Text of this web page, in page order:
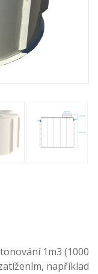
1m3 (1000
například